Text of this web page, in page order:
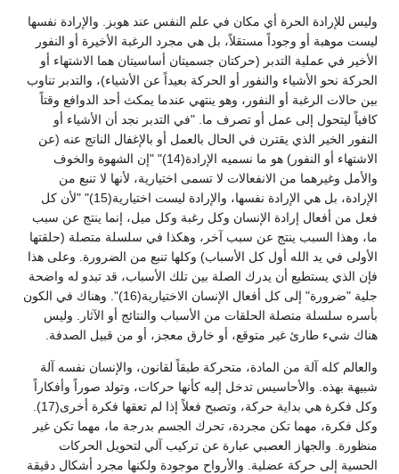
وليس للإرادة الحرة أي مكان في علم النفس عند هوبز. والإرادة نفسها
ليست موهبة أو وجوداً مستقلاً، بل هي مجرد الرغبة الأخيرة أو النفور
الأخير في عملية التدبر (حركتان جسميتان أساسيتان هما الاشتهاء أو
الحركة نحو الأشياء والنفور أو الحركة بعيداً عن الأشياء)، والتدبر تناوب
بين حالات الرغبة أو النفور، وهو ينتهي عندما يمكث أحد الدوافع وقتاً
كافياً ليتحول إلى عمل أو تصرف ما. "في التدبر نجد أن الأشياء أو
النفور الخير الذي يقترن في الحال بالعمل أو بالإغفال الناتج عنه (عن
الاشتهاء أو النفور) هو ما نسميه الإرادة(14)" "إن الشهوة والخوف
والأمل وغيرهما من الانفعالات لا تسمى اختيارية، لأنها لا تنبع من
الإرادة، بل هي الإرادة نفسها، والإرادة ليست اختيارية(15)" "لأن كل
فعل من أفعال إرادة الإنسان وكل رغبة وكل ميل، إنما ينتج عن سبب
ما، وهذا السبب ينتج عن سبب آخر، وهكذا في سلسلة متصلة (حلقتها
الأولى في يد الله أول كل الأسباب) وكلها تنبع من الضرورة. وعلى هذا
فإن الذي يستطيع أن يدرك الصلة بين تلك الأسباب، قد تبدو له واضحة
جلية "ضرورة" إلى كل أفعال الإنسان الاختيارية(16)". وهناك في الكون
بأسره سلسلة متصلة الحلقات من الأسباب والنتائج أو الآثار. وليس
هناك شيء طارئ غير متوقع، أو خارق معجز، أو من قبيل الصدفة.
والعالم كله آلة من المادة، متحركة طبقاً لقانون، والإنسان نفسه آلة
شبيهة بهذه. والأحاسيس تدخل إليه كأنها حركات، وتولد صوراً وأفكاراً
وكل فكرة هي بداية حركة، وتصبح فعلاً إذا لم تعقها فكرة أخرى(17).
وكل فكرة، مهما تكن مجردة، تحرك الجسم بدرجة ما، مهما تكن غير
منظورة. والجهاز العصبي عبارة عن تركيب آلي لتحويل الحركات
الحسية إلى حركة عضلية. والأرواح موجودة ولكنها مجرد أشكال دقيقة